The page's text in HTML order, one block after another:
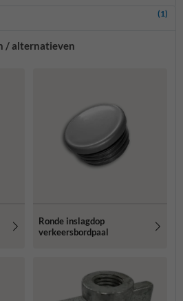
(1)
/ alternatieven
Ronde inslagdop
verkeersbordpaal